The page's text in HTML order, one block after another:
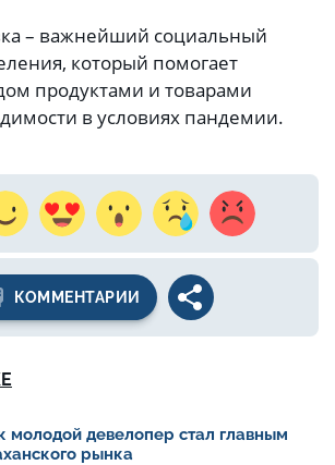
– важнейший социальный
который помогает
продуктами и товарами
в условиях пандемии.
КОММЕНТАРИИ
молодой девелопер стал главным
рынка